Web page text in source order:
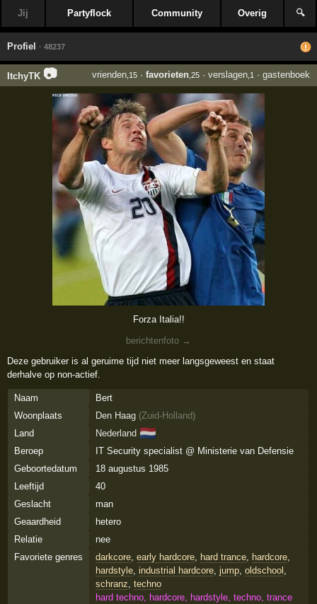
Jij Partyflock Community Overig 🔍
Profiel · 48237
ItchyTK 📷 vrienden,15· favorieten,25· verslagen,1 · gastenboek
Forza Italia!!
berichtenfoto →
Deze gebruiker is al geruime tijd niet meer langsgeweest en staat
derhalve op non-actief.
Naam
Bert
Woonplaats
Den Haag (Zuid-Holland)
Land
Nederland 🇳🇱
Beroep
IT Security specialist @ Ministerie van Defensie
Geboortedatum
18 augustus 1985
Leeftijd
40
Geslacht
man
Geaardheid
hetero
Relatie
nee
Favoriete genres
darkcore, early hardcore, hard trance, hardcore,
hardstyle, industrial hardcore, jump, oldschool ,
schranz, techno
hard techno, hardcore, hardstyle, techno, trance